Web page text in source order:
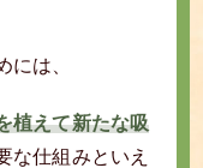
には、
植えて新たな吸
な仕組みといえ